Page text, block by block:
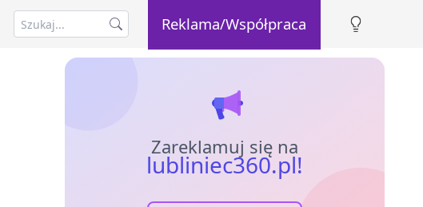
Reklama/Współpraca
Zareklamuj się na
lubliniec360.pl!